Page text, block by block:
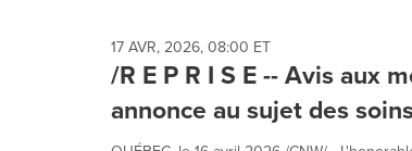
17 AVR, 2026, 08:00 ET
/R E P R I S E -- Avis aux
annonce au sujet des